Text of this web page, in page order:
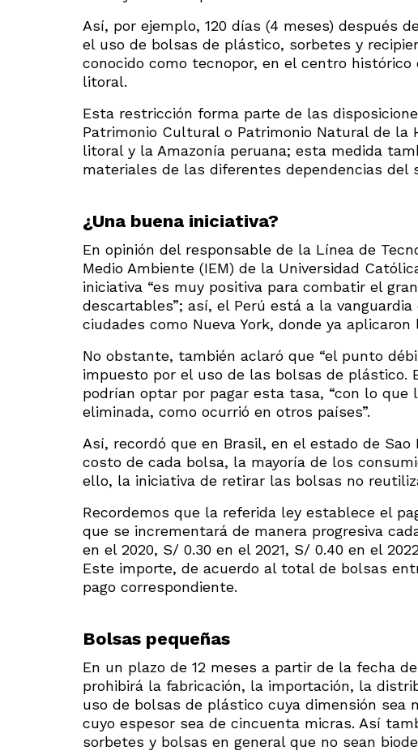
Así, por ejemplo, 120 días (4 meses) después
el uso de bolsas de plástico, sorbetes y
conocido como tecnopor, en el centro
litoral.
Esta restricción forma parte de las
Patrimonio Cultural o Patrimonio Natural de la
litoral y la Amazonía peruana; esta medida
materiales de las diferentes dependencias del
¿Una buena iniciativa?
En opinión del responsable de la Línea de
Medio Ambiente (IEM) de la Universidad
iniciativa “es muy positiva para combatir el
descartables”; así, el Perú está a la
ciudades como Nueva York, donde ya aplicaron
No obstante, también aclaró que “el punto
impuesto por el uso de las bolsas de plástico.
podrían optar por pagar esta tasa, “con lo que
eliminada, como ocurrió en otros países”.
Así, recordó que en Brasil, en el estado de
costo de cada bolsa, la mayoría de los
ello, la iniciativa de retirar las bolsas no
Recordemos que la referida ley establece el
que se incrementará de manera progresiva
en el 2020, S/ 0.30 en el 2021, S/ 0.40 en el
Este importe, de acuerdo al total de bolsas
pago correspondiente.
Bolsas pequeñas
En un plazo de 12 meses a partir de la fecha
prohibirá la fabricación, la importación, la
uso de bolsas de plástico cuya dimensión sea
cuyo espesor sea de cincuenta micras. Así
sorbetes y bolsas en general que no sean